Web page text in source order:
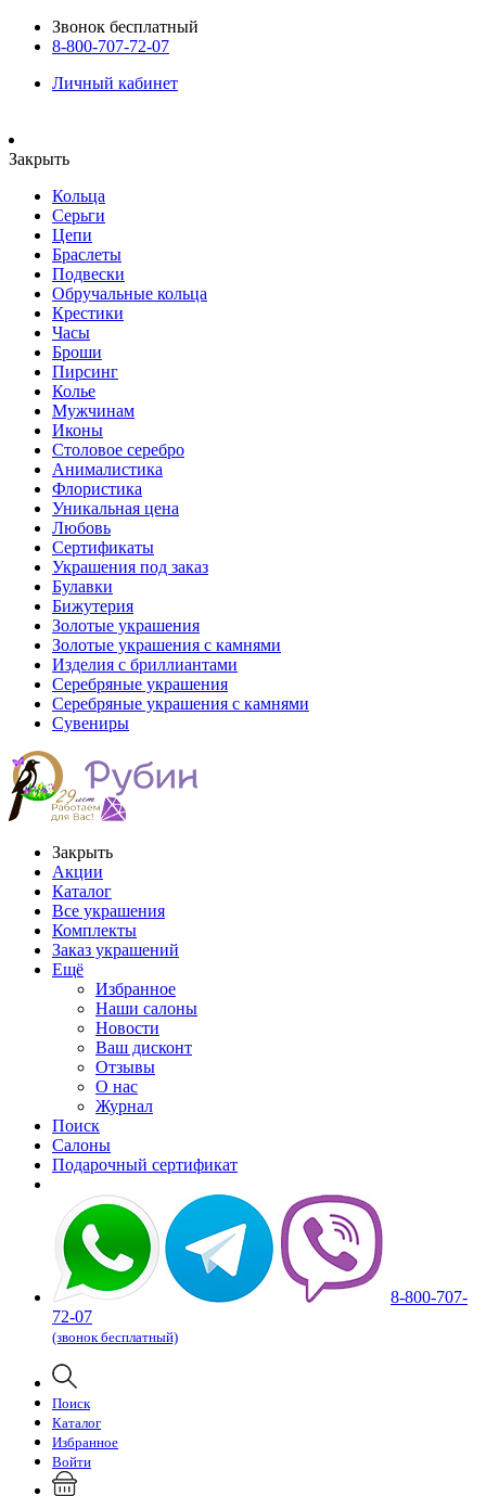
Звонок бесплатный
8-800-707-72-07
Личный кабинет
Закрыть
Кольца
Серьги
Цепи
Браслеты
Подвески
Обручальные кольца
Крестики
Часы
Броши
Пирсинг
Колье
Мужчинам
Иконы
Столовое серебро
Анималистика
Флористика
Уникальная цена
Любовь
Сертификаты
Украшения под заказ
Булавки
Бижутерия
Золотые украшения
Золотые украшения с камнями
Изделия с бриллиантами
Серебряные украшения
Серебряные украшения с камнями
Сувениры
Закрыть
Акции
Каталог
Все украшения
Комплекты
Заказ украшений
Ещё
Избранное
Наши салоны
Новости
Ваш дисконт
Отзывы
О нас
Журнал
Поиск
Салоны
Подарочный сертификат
8-800-707-
72-07
(звонок бесплатный)
Поиск
Каталог
Избранное
Войти